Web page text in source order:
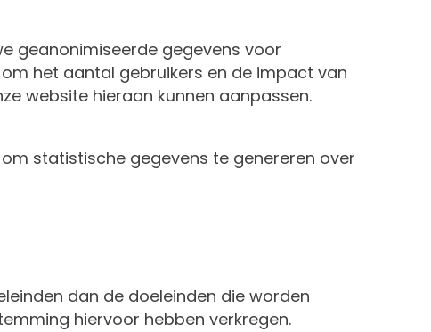
geanonimiseerde gegevens voor
het aantal gebruikers en de impact van
website hieraan kunnen aanpassen.
statistische gegevens te genereren over
dan de doeleinden die worden
hiervoor hebben verkregen.